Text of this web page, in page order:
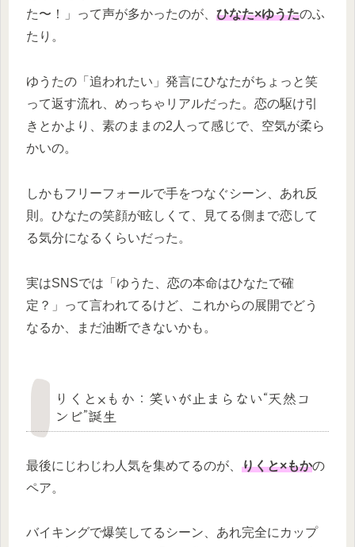
た〜！」って声が多かったのが、 ひなた×ゆうたのふ
たり。
ゆうたの「追われたい」発言にひなたがちょっと笑
って返す流れ、めっちゃリアルだった。恋の駆け引
きとかより、素のままの2人って感じで、空気が柔ら
かいの。
しかもフリーフォールで手をつなぐシーン、あれ反
則。ひなたの笑顔が眩しくて、見てる側まで恋して
る気分になるくらいだった。
実はSNSでは「ゆうた、恋の本命はひなたで確
定？」って言われてるけど、これからの展開でどう
なるか、まだ油断できないかも。
りくと×もか：笑いが止まらない“天然コ
ンビ”誕生
最後にじわじわ人気を集めてるのが、 りくと×もかの
ペア。
バイキングで爆笑してるシーン、あれ完全にカップ